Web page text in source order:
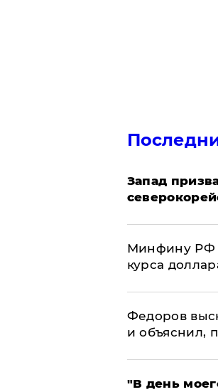
Запад
Минфину РФ
курса
Федоров
и объяснил,
​"В день